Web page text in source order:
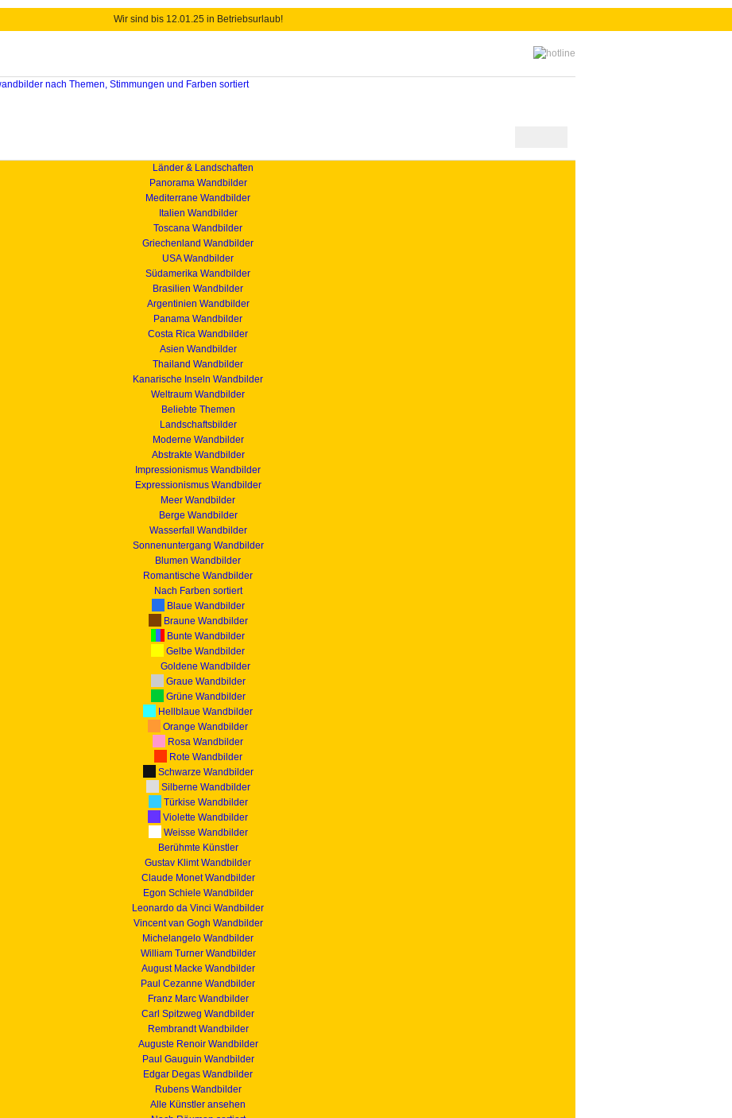
Wir sind bis 12.01.25 in Betriebsurlaub!
Länder & Landschaften
Panorama Wandbilder
Mediterrane Wandbilder
Italien Wandbilder
Toscana Wandbilder
Griechenland Wandbilder
USA Wandbilder
Südamerika Wandbilder
Brasilien Wandbilder
Argentinien Wandbilder
Panama Wandbilder
Costa Rica Wandbilder
Asien Wandbilder
Thailand Wandbilder
Kanarische Inseln Wandbilder
Weltraum Wandbilder
Beliebte Themen
Landschaftsbilder
Moderne Wandbilder
Abstrakte Wandbilder
Impressionismus Wandbilder
Expressionismus Wandbilder
Meer Wandbilder
Berge Wandbilder
Wasserfall Wandbilder
Sonnenuntergang Wandbilder
Blumen Wandbilder
Romantische Wandbilder
Nach Farben sortiert
Blaue Wandbilder
Braune Wandbilder
Bunte Wandbilder
Gelbe Wandbilder
Goldene Wandbilder
Graue Wandbilder
Grüne Wandbilder
Hellblaue Wandbilder
Orange Wandbilder
Rosa Wandbilder
Rote Wandbilder
Schwarze Wandbilder
Silberne Wandbilder
Türkise Wandbilder
Violette Wandbilder
Weisse Wandbilder
Berühmte Künstler
Gustav Klimt Wandbilder
Claude Monet Wandbilder
Egon Schiele Wandbilder
Leonardo da Vinci Wandbilder
Vincent van Gogh Wandbilder
Michelangelo Wandbilder
William Turner Wandbilder
August Macke Wandbilder
Paul Cezanne Wandbilder
Franz Marc Wandbilder
Carl Spitzweg Wandbilder
Rembrandt Wandbilder
Auguste Renoir Wandbilder
Paul Gauguin Wandbilder
Edgar Degas Wandbilder
Rubens Wandbilder
Alle Künstler ansehen